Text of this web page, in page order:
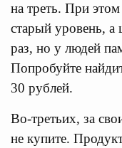
на треть. При
старый уровень,
раз, но у людей
Попробуйте
30 рублей.
Во-третьих, за
не купите.